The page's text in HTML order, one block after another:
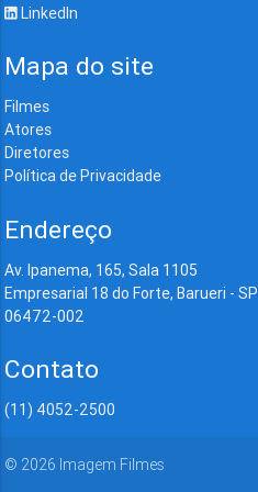
LinkedIn
Mapa do site
Filmes
Atores
Diretores
Política de Privacidade
Endereço
Av. Ipanema, 165, Sala 1105
Empresarial 18 do Forte, Barueri - SP
06472-002
Contato
(11) 4052-2500
© 2026 Imagem Filmes